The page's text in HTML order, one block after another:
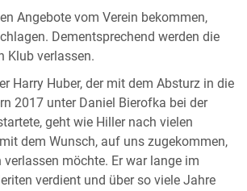
Angebote vom Verein bekommen,
Dementsprechend werden die
Klub verlassen.
Harry Huber, der mit dem Absturz in die
2017 unter Daniel Bierofka bei der
geht wie Hiller nach vielen
dem Wunsch, auf uns zugekommen,
verlassen möchte. Er war lange im
verdient und über so viele Jahre